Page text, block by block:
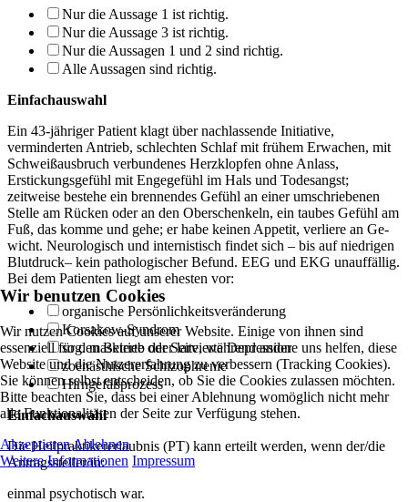
Nur die Aussage 1 ist richtig.
Nur die Aussage 3 ist richtig.
Nur die Aussagen 1 und 2 sind richtig.
Alle Aussagen sind richtig.
Einfachauswahl
Ein 43-jähriger Patient klagt über nachlassende Initiative,
verminderten Antrieb, schlech­ten Schlaf mit frühem Erwachen, mit
Schweißausbruch verbundenes Herzklopfen ohne Anlass,
Erstickungsgefühl mit Engegefühl im Hals und Todesangst;
zeitweise bestehe ein brennendes Gefühl an einer umschriebenen
Stelle am Rücken oder an den Oberschenkeln, ein taubes Gefühl am
Fuß, das komme und gehe; er habe keinen Appetit, verliere an Ge­
wicht. Neurologisch und internistisch findet sich – bis auf niedrigen
Blutdruck– kein pathologi­scher Befund. EEG und EKG unauffällig.
Bei dem Patienten liegt am ehesten vor:
organische Persönlichkeitsveränderung
Korsakow-Syndrom
sog. maskierte oder larvierte Depression
zoenästhische Schizophrenie
Hirngefäßprozess
Einfachauswahl
Die Heilpraktikererlaubnis (PT) kann erteilt werden, wenn der/die
Antragssteller/in:
einmal psychotisch war.
Wir benutzen Cookies
Wir nutzen Cookies auf unserer Website. Einige von ihnen sind
essenziell für den Betrieb der Seite, während andere uns helfen, diese
Website und die Nutzererfahrung zu verbessern (Tracking Cookies).
Sie können selbst entscheiden, ob Sie die Cookies zulassen möchten.
Bitte beachten Sie, dass bei einer Ablehnung womöglich nicht mehr
alle Funktionalitäten der Seite zur Verfügung stehen.
AkzeptierenAblehnen
Weitere Informationen Impressum